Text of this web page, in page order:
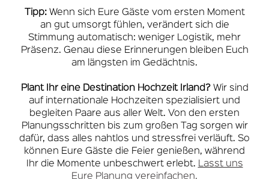
Tipp:Wenn sich Eure Gäste vom ersten Moment
an gut umsorgt fühlen, verändert sich die
Stimmung automatisch: weniger Logistik, mehr
Präsenz. Genau diese Erinnerungen bleiben Euch
am längsten im Gedächtnis.
Plant Ihr eine Destination Hochzeit Irland?Wir sind
auf internationale Hochzeiten spezialisiert und
begleiten Paare aus aller Welt. Von den ersten
Planungsschritten bis zum großen Tag sorgen wir
dafür, dass alles nahtlos und stressfrei verläuft. So
können Eure Gäste die Feier genießen, während
Ihr die Momente unbeschwert erlebt. Lasst uns
Eure Planung vereinfachen.